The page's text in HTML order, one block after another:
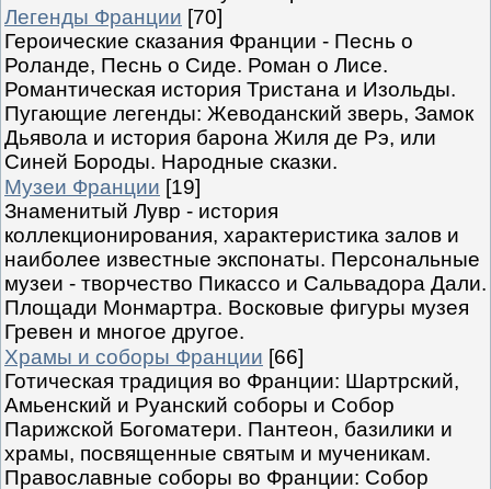
Легенды Франции [70]
Героические сказания Франции - Песнь о
Роланде, Песнь о Сиде. Роман о Лисе.
Романтическая история Тристана и Изольды.
Пугающие легенды: Жеводанский зверь, Замок
Дьявола и история барона Жиля де Рэ, или
Синей Бороды. Народные сказки.
Музеи Франции [19]
Знаменитый Лувр - история
коллекционирования, характеристика залов и
наиболее известные экспонаты. Персональные
музеи - творчество Пикассо и Сальвадора Дали.
Площади Монмартра. Восковые фигуры музея
Гревен и многое другое.
Храмы и соборы Франции [66]
Готическая традиция во Франции: Шартрский,
Амьенский и Руанский соборы и Собор
Парижской Богоматери. Пантеон, базилики и
храмы, посвященные святым и мученикам.
Православные соборы во Франции: Собор